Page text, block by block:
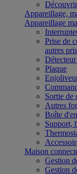
Appareillage,
Appareillage
Prise de
autres
Plaque
Sortie de
Autres
Boîte
Support,
Maison
Gestion
Gestion